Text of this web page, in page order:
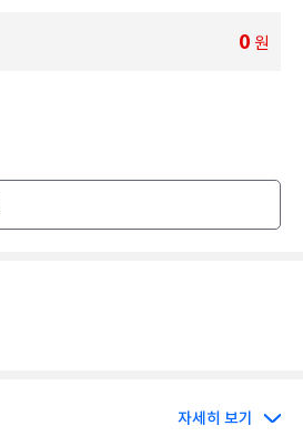
0 원
자세히 보기